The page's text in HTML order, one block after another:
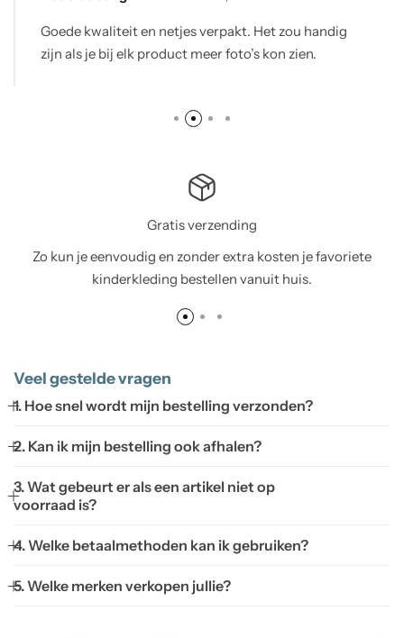
Goede kwaliteit en netjes verpakt. Het zou handig
zijn als je bij elk product meer foto’s kon zien.
Gratis verzending
Zo kun je eenvoudig en zonder extra kosten je favoriete
kinderkleding bestellen vanuit huis.
Veel gestelde vragen
1. Hoe snel wordt mijn bestelling verzonden?
2. Kan ik mijn bestelling ook afhalen?
3. Wat gebeurt er als een artikel niet op
voorraad is?
4. Welke betaalmethoden kan ik gebruiken?
5. Welke merken verkopen jullie?